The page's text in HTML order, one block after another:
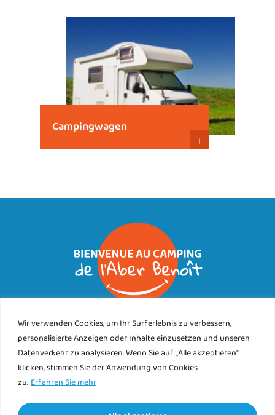
Wir verwenden Cookies, um Ihr Surferlebnis zu verbessern,
personalisierte Anzeigen oder Inhalte einzusetzen und unseren
Datenverkehr zu analysieren. Wenn Sie auf „Alle akzeptieren"
klicken, stimmen Sie der Anwendung von Cookies
zu.Erfahren Sie mehr
Campingwagen
+
CAMPING DE L’ABER BENOIT
89 rue de Corn ar Gazel
29830 SAINT PABU
Tél.02 98 89 76 25